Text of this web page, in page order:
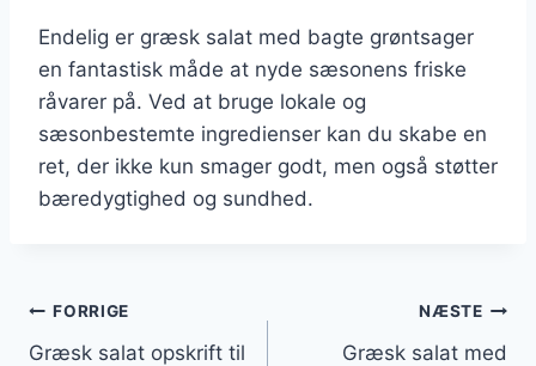
Endelig er græsk salat med bagte grøntsager
en fantastisk måde at nyde sæsonens friske
råvarer på. Ved at bruge lokale og
sæsonbestemte ingredienser kan du skabe en
ret, der ikke kun smager godt, men også støtter
bæredygtighed og sundhed.
Indlægsnavigation
FORRIGE
Græsk salat opskrift til
NÆSTE
Græsk salat med